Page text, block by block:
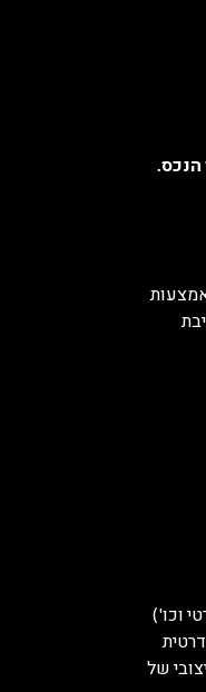
הנכס.
וכו')
של